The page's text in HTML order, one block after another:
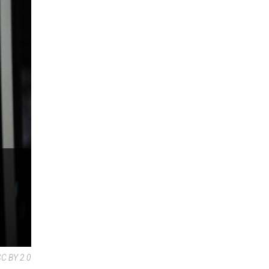
BY 2.0